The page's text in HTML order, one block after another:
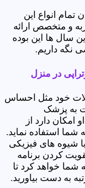
تمام انواع این
و متخصص ارائه
سال ها این بوده
نگه داریم.
در منزل
خود مثل احساس
به پزشک
امکان دارد از
استفاده نماید.
شیوه های فیزیکی
کردن برنامه
شما خواهد کرد تا
به دست بیاورید.